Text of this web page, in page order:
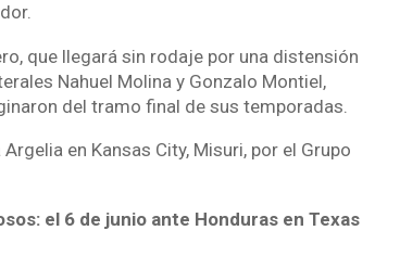
que llegará sin rodaje por una distensión
Nahuel Molina y Gonzalo Montiel,
del tramo final de sus temporadas.
en Kansas City, Misuri, por el Grupo
el 6 de junio ante Honduras en Texas